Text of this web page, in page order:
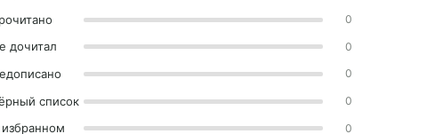
0
дочитал 0
0
список 0
0